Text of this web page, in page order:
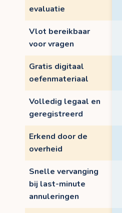
evaluatie
Vlot bereikbaar
voor vragen
Gratis digitaal
oefenmateriaal
Volledig legaal en
geregistreerd
Erkend door de
overheid
Snelle vervanging
bij last-minute
annuleringen